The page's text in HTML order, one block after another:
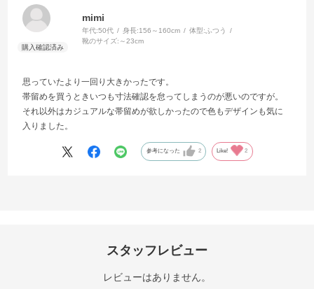
mimi
年代:50代 身長:156～160cm 体型: ふつう
靴のサイズ: ～23cm
思っていたより一回り大きかったです。
帯留めを買うときいつも寸法確認を怠ってしまうのが悪いのですが。
それ以外はカジュアルな帯留めが欲しかったので色もデザインも気に
入りました。
参考になった 2 Like! 2
スタッフレビュー
レビューはありません。